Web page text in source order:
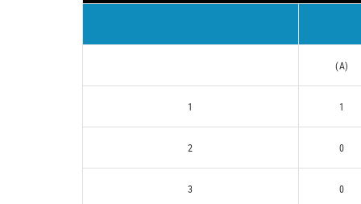
(A)
1 1
2 0
3 0